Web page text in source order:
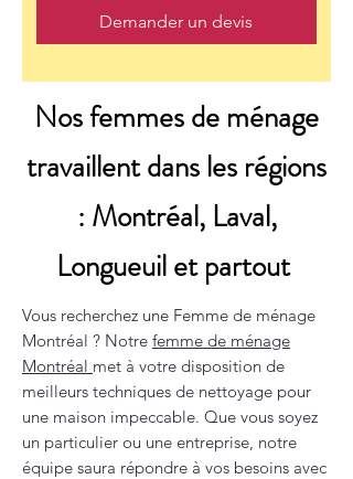
Demander un devis
Nos femmes de ménage
travaillent dans les régions
: Montréal, Laval,
Longueuil et partout
Vous recherchez une Femme de ménage
Montréal ? Notre femme de ménage
Montréal met à votre disposition de
meilleurs techniques de nettoyage pour
une maison impeccable. Que vous soyez
un particulier ou une entreprise, notre
équipe saura répondre à vos besoins avec